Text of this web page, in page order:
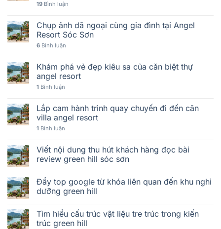
19 Bình luận
Chụp ảnh dã ngoại cùng gia đình tại Angel
Resort Sóc Sơn
6 Bình luận
Khám phá vẻ đẹp kiêu sa của căn biệt thự
angel resort
1 Bình luận
Lắp cam hành trình quay chuyến đi đến căn
villa angel resort
1 Bình luận
Viết nội dung thu hút khách hàng đọc bài
review green hill sóc sơn
Đẩy top google từ khóa liên quan đến khu nghỉ
dưỡng green hill
Tìm hiểu cấu trúc vật liệu tre trúc trong kiến
trúc green hill